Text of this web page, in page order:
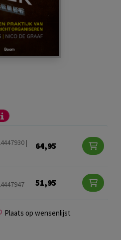
|
64,95
51,95
Plaats op wensenlijst